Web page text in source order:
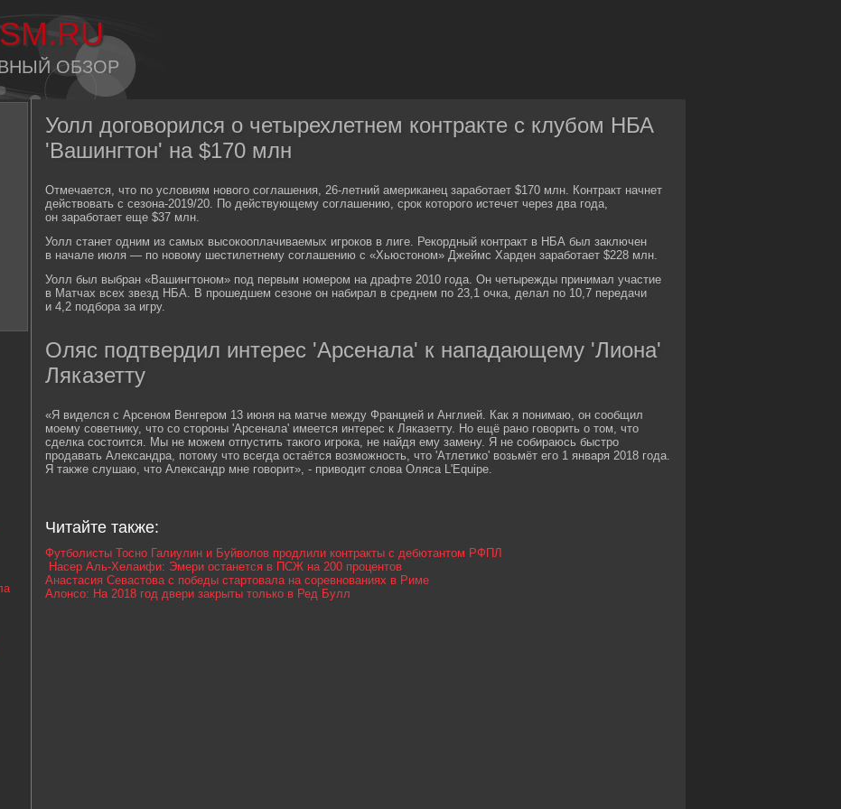
ОБЗОР
Уолл договорился о четырехлетнем контракте с клубом НБА
'Вашингтон' на $170 млн
Отмечается, что по условиям нового соглашения, 26-летний американец заработает $170 млн. Контракт начнет
действовать с сезона-2019/20. По действующему соглашению, срок которого истечет через два года,
он заработает еще $37 млн.
Уолл станет одним из самых высокооплачиваемых игроков в лиге. Рекордный контракт в НБА был заключен
в начале июля — по новому шестилетнему соглашению с «Хьюстоном» Джеймс Харден заработает $228 млн.
Уолл был выбран «Вашингтоном» под первым номером на драфте 2010 года. Он четырежды принимал участие
в Матчах всех звезд НБА. В прошедшем сезоне он набирал в среднем по 23,1 очка, делал по 10,7 передачи
и 4,2 подбора за игру.
Оляс подтвердил интерес 'Арсенала' к нападающему 'Лиона'
Ляказетту
«Я виделся с Арсеном Венгером 13 июня на матче между Францией и Англией. Как я понимаю, он сообщил
моему советнику, что со стороны 'Арсенала' имеется интерес к Ляказетту. Но ещё рано говорить о том, что
сделка состоится. Мы не можем отпустить такого игрока, не найдя ему замену. Я не собираюсь быстро
продавать Александра, потому что всегда остаётся возможность, что 'Атлетико' возьмёт его 1 января 2018 года.
Я также слушаю, что Александр мне говорит», - приводит слова Оляса L'Equipe.
Читайте также:
Футболисты Тосно Галиулин и Буйволов продлили контракты с дебютантом РФПЛ
Насер Аль-Хелаифи: Эмери останется в ПСЖ на 200 процентов
Анастасия Севастова с победы стартовала на соревнованиях в Риме
Алонсо: На 2018 год двери закрыты только в Ред Булл